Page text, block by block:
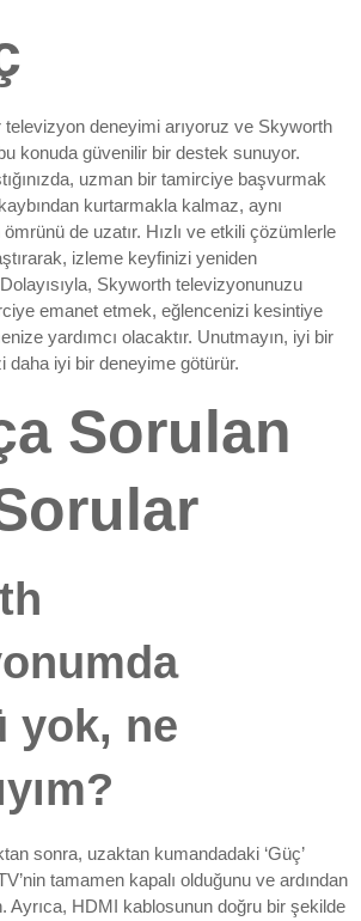
deneyimi arıyoruz ve Skyworth
konuda güvenilir bir destek sunuyor.
uzman bir tamirciye başvurmak
kurtarmakla kalmaz, aynı
ömrünü de uzatır. Hızlı ve etkili çözümlerle
izleme keyfinizi yeniden
Skyworth televizyonunuzu
emanet etmek, eğlencenizi kesintiye
yardımcı olacaktır. Unutmayın, iyi bir
daha iyi bir deneyime götürür.
Sorulan
yok, ne
sonra, uzaktan kumandadaki ‘Güç’
tamamen kapalı olduğunu ve ardından
Ayrıca, HDMI kablosunun doğru bir şekilde